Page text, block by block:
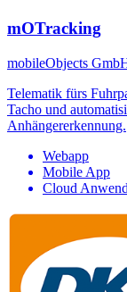
mOTracking
mobileObjects
Telematik fürs
Tacho und
Anhängererkennung.
Webapp
Mobile App
Cloud